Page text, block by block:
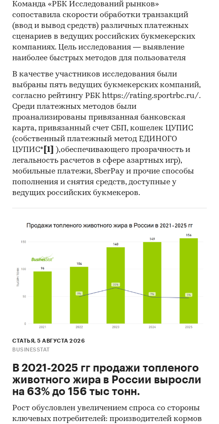
показатели торговли
отраслевые издания
законодательные акты, таможенное и
тарифное регулирование
Период исследования
2021-2025 гг, прогноз на 2026-2030 гг
География исследования
Россия, федеральные округа
страны мира (экспорт и импорт)
ДЛЯ КОГО ПРЕДНАЗНАЧЕН ОТЧЕТ
производители ванн: объем и оборот рынка,
его динамика, драйверы и барьеры,
закупок, ценообразование в условиях
волатильности
инвесторы и банки: оценка отрасли,
уровень конкуренции и инвестиционная
привлекательность рынка
Категории: / ... / DIY,
Строительство и недвижимость
Строительство и недвижимость
Сантехника
Россия
Команда «РБК Исследований рынков»
сопоставила скорости обработки транзакций
(ввод и вывод средств) различных платежных
сценариев в ведущих российских букмекерских
компаниях. Цель исследования — выявление
наиболее быстрых методов для пользователя
В качестве участников исследования были
выбраны пять ведущих букмекерских компаний,
согласно рейтингу РБК https://rating.sportrbc.ru/.
Среди платежных методов были
проанализированы привязанная банковская
карта, привязанный счет СБП, кошелек ЦУПИС
(собственный платежный метод ЕДИНОГО
ЦУПИС* [1]
),обеспечивающего прозрачность и
легальность расчетов в сфере азартных игр),
мобильные платежи, SberPay и прочие способы
пополнения и снятия средств, доступные у
ведущих российских букмекеров.
СТАТЬЯ, 5 АВГУСТА 2026
BUSINESSTAT
В 2021-2025 гг продажи топленого
животного жира в России выросли
на 63% до 156 тыс тонн.
Рост обусловлен увеличением спроса со стороны
ключевых потребителей: производителей кормов